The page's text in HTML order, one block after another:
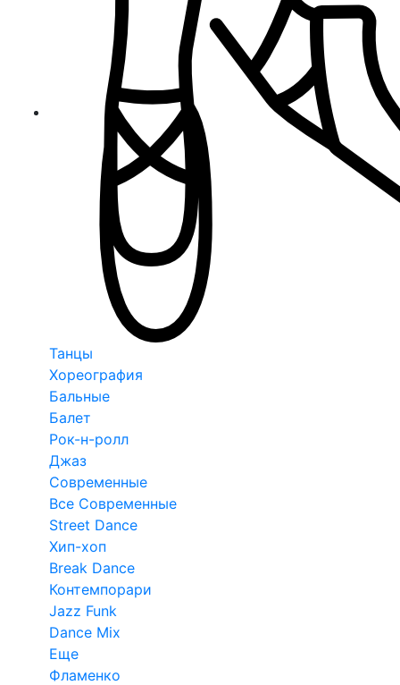
Танцы
Хореография
Бальные
Балет
Рок-н-ролл
Джаз
Современные
Все Современные
Street Dance
Хип-хоп
Break Dance
Контемпорари
Jazz Funk
Dance Mix
Еще
Фламенко